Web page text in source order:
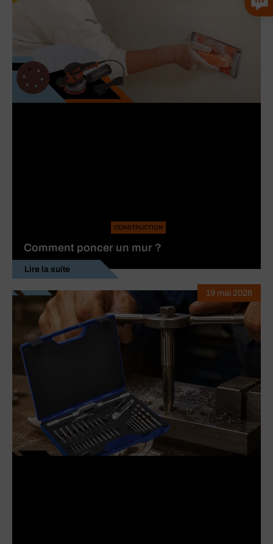
CONSTRUCTION
Comment poncer un mur ?
Lire la suite
19 mai 2026